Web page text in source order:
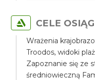
CELE
Wrażenia
Troodos, widoki
Zapoznanie się ze
średniowieczną